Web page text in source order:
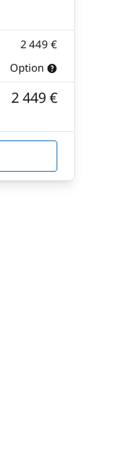
2 449 €
Option
2 449 €